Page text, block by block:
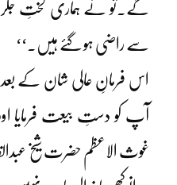
گے۔تو نے ہماری لختِ جگر
سے راضی ہو گئے ہیں۔‘‘
اس فرمانِ عالی شان کے بعد
آپ کو دستِ بیعت فرمایا
غوث الاعظم حضرت شیخ